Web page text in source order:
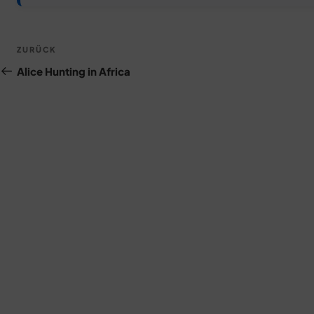
Beitragsnavigation
Vorheriger
Beitrag
ZURÜCK
Alice Hunting in Africa